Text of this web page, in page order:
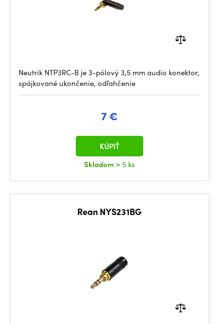
Neutrik NTP3RC-B je 3-pólový 3,5 mm audio konektor,
spájkované ukončenie, odľahčenie
7 €
Skladom > 5 ks
KÚPIŤ
Rean NYS231BG